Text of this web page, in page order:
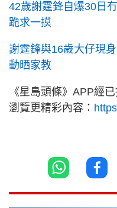
42歲謝霆鋒自爆30日
跪求一摸
謝霆鋒與16歲大仔現
動晒家教
《星島頭條》APP經
瀏覽更精彩內容：